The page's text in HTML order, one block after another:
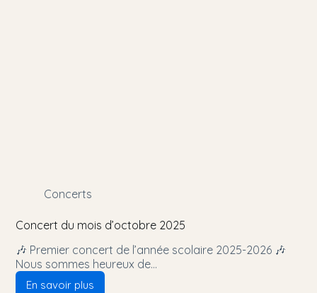
Concerts
Concert du mois d’octobre 2025
🎶 Premier concert de l’année scolaire 2025-2026 🎶
Nous sommes heureux de…
En savoir plus